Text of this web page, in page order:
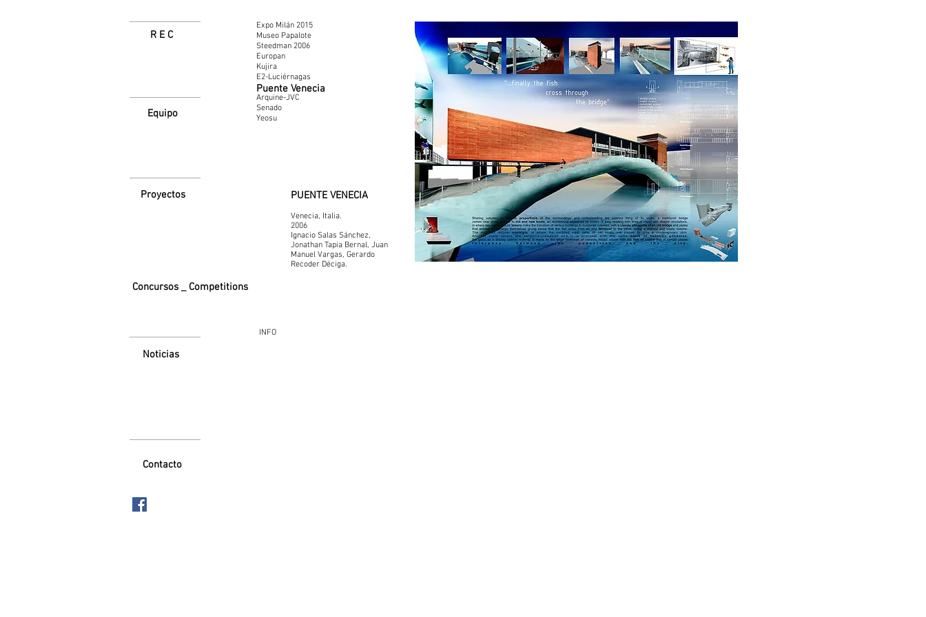
Concursos _ Competitions
PUENTE VENECIA
Venecia, Italia.
2006
Ignacio Salas Sánchez,
Jonathan Tapia Bernal, Juan
Manuel Vargas, Gerardo
Recoder Déciga.
INFO
Museo Papalote
Senado
Arquine-JVC
Yeosu
E2-Luciérnagas
Europan
Kujira
Puente Venecia
Steedman 2006
Expo Milán 2015
R E C
Equipo
Proyectos
Noticias
Contacto